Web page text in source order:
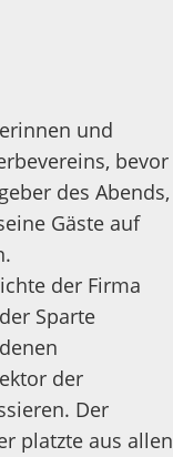
und
bevor
des Abends,
Gäste auf
der Firma
Sparte
der
Der
platzte aus allen